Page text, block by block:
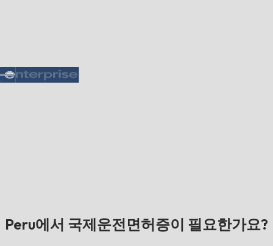
Peru에서 국제운전면허증이 필요한가요?